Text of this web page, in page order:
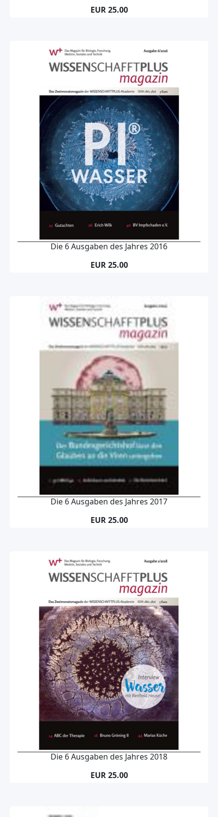
EUR 25.00
Die 6 Ausgaben des Jahres 2016
EUR 25.00
Die 6 Ausgaben des Jahres 2017
EUR 25.00
Die 6 Ausgaben des Jahres 2018
EUR 25.00